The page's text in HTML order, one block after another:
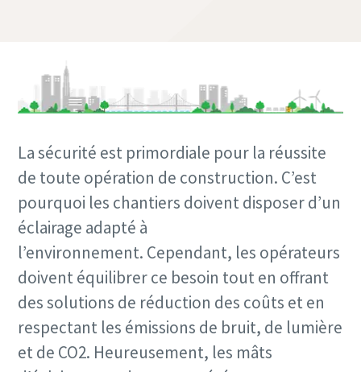
La sécurité est primordiale pour la réussite
de toute opération de construction. C’est
pourquoi les chantiers doivent disposer d’un
éclairage adapté à
l’environnement. Cependant, les opérateurs
doivent équilibrer ce besoin tout en offrant
des solutions de réduction des coûts et en
respectant les émissions de bruit, de lumière
et de CO2. Heureusement, les mâts